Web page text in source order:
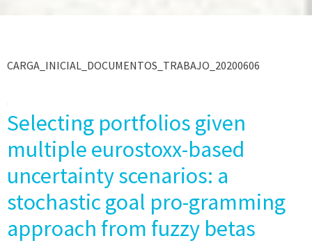
CARGA_INICIAL_DOCUMENTOS_TRABAJO_20200606
Selecting portfolios given
multiple eurostoxx-based
uncertainty scenarios: a
stochastic goal pro-gramming
approach from fuzzy betas